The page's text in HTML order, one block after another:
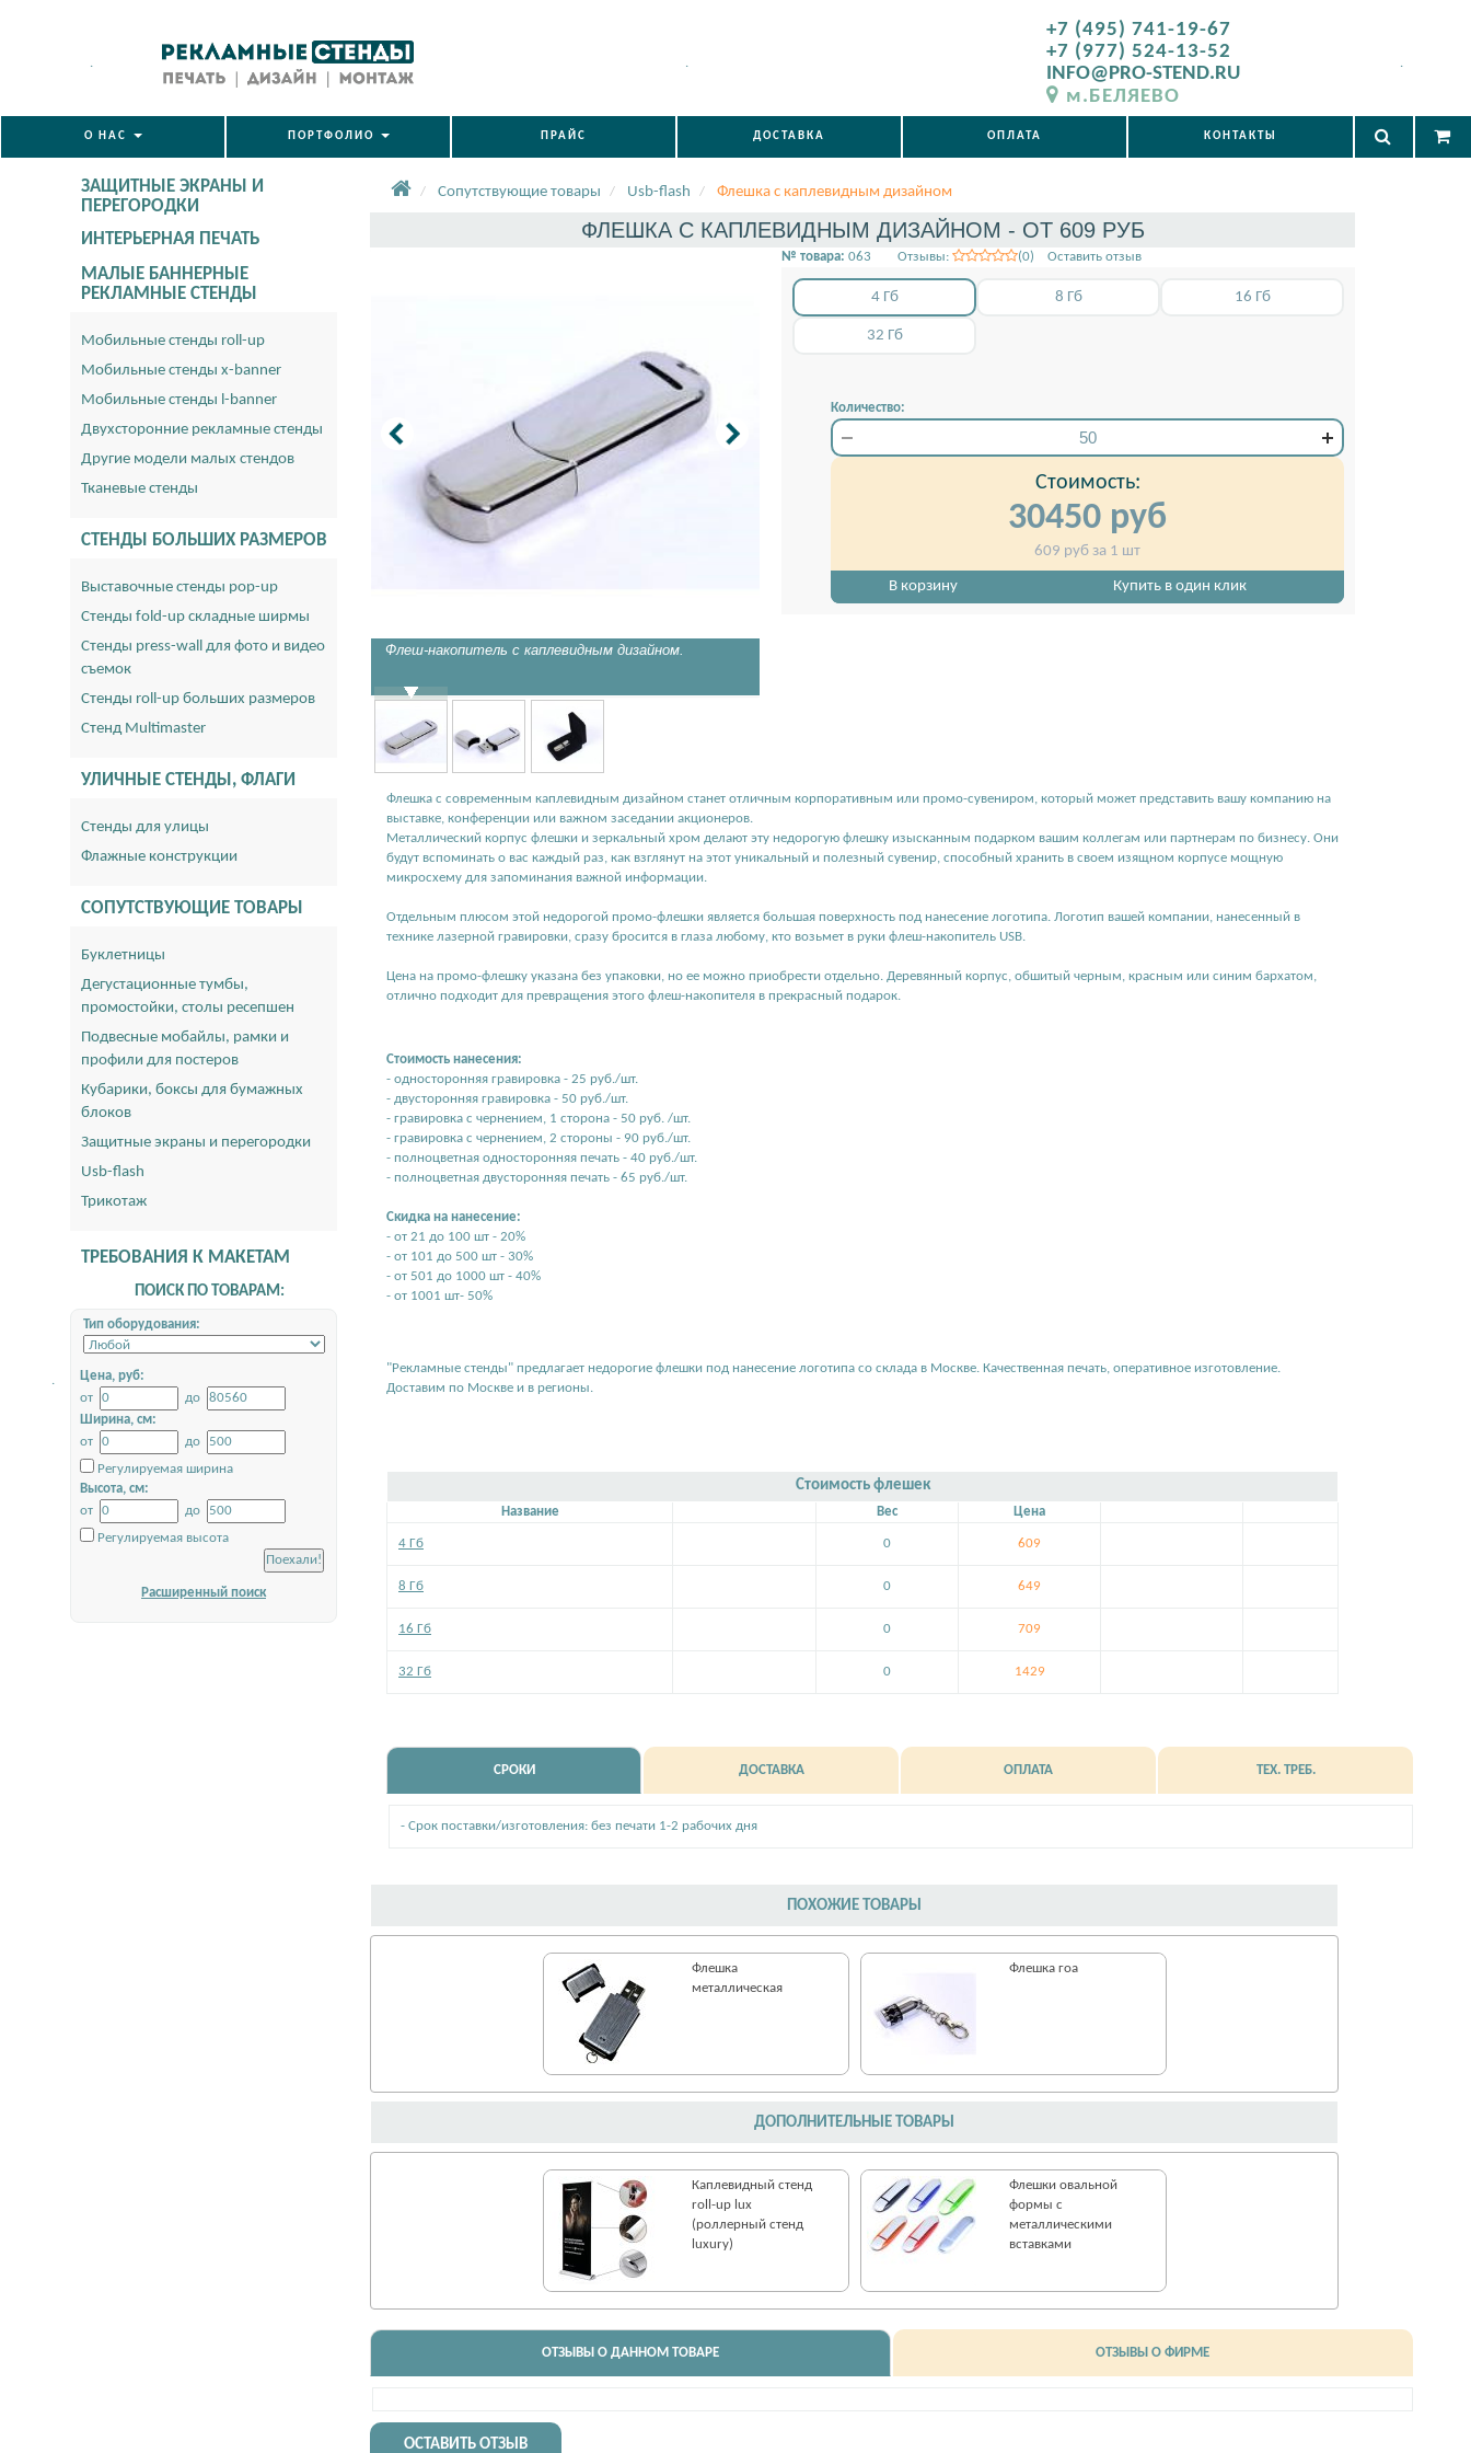
. .
+7 (495) 741-19-67
+7 (977) 524-13-52
INFO@PRO-STEND.RU
м.БЕЛЯЕВО
.
О НАС ПОРТФОЛИО ПРАЙС ДОСТАВКА ОПЛАТА КОНТАКТЫ
.
ЗАЩИТНЫЕ ЭКРАНЫ И
ПЕРЕГОРОДКИ
ИНТЕРЬЕРНАЯ ПЕЧАТЬ
МАЛЫЕ БАННЕРНЫЕ
РЕКЛАМНЫЕ СТЕНДЫ
Мобильные стенды roll-up
Мобильные стенды x-banner
Мобильные стенды l-banner
Двухсторонние рекламные стенды
Другие модели малых стендов
Тканевые стенды
СТЕНДЫ БОЛЬШИХ РАЗМЕРОВ
Выставочные стенды pop-up
Стенды fold-up складные ширмы
Стенды press-wall для фото и видео
съемок
Стенды roll-up больших размеров
Стенд Multimaster
УЛИЧНЫЕ СТЕНДЫ, ФЛАГИ
Стенды для улицы
Флажные конструкции
СОПУТСТВУЮЩИЕ ТОВАРЫ
Буклетницы
Дегустационные тумбы,
промостойки, столы ресепшен
Подвесные мобайлы, рамки и
профили для постеров
Кубарики, боксы для бумажных
блоков
Защитные экраны и перегородки
Usb-flash
Трикотаж
ТРЕБОВАНИЯ К МАКЕТАМ
ПОИСК ПО ТОВАРАМ:
Тип оборудования:
Цена, руб:
от
до
Ширина, см:
от
до
Регулируемая ширина
Высота, см:
от
до
Регулируемая высота
Расширенный поиск
Сопутствующие товары Usb-flash Флешка c каплевидным дизайном
ФЛЕШКА C КАПЛЕВИДНЫМ ДИЗАЙНОМ - ОТ 609 РУБ
Флеш-накопитель с каплевидным дизайном.
№ товара: 063 Отзывы: (0) Оставить отзыв
4 Гб 8 Гб 16 Гб
32 Гб
Количество:
Стоимость:
30450 руб
609 руб за 1 шт
В корзину Купить в один клик
Флешка c современным каплевидным дизайном станет отличным корпоративным или промо-сувениром, который может представить вашу компанию на
выставке, конференции или важном заседании акционеров.
Металлический корпус флешки и зеркальный хром делают эту недорогую флешку изысканным подарком вашим коллегам или партнерам по бизнесу. Они
будут вспоминать о вас каждый раз, как взглянут на этот уникальный и полезный сувенир, способный хранить в своем изящном корпусе мощную
микросхему для запоминания важной информации.
Отдельным плюсом этой недорогой промо-флешки является большая поверхность под нанесение логотипа. Логотип вашей компании, нанесенный в
технике лазерной гравировки, сразу бросится в глаза любому, кто возьмет в руки флеш-накопитель USB.
Цена на промо-флешку указана без упаковки, но ее можно приобрести отдельно. Деревянный корпус, обшитый черным, красным или синим бархатом,
отлично подходит для превращения этого флеш-накопителя в прекрасный подарок.
Стоимость нанесения:
- односторонняя гравировка - 25 руб./шт.
- двусторонняя гравировка - 50 руб./шт.
- гравировка с чернением, 1 сторона - 50 руб. /шт.
- гравировка с чернением, 2 стороны - 90 руб./шт.
- полноцветная односторонняя печать - 40 руб./шт.
- полноцветная двусторонняя печать - 65 руб./шт.
Скидка на нанесение:
- от 21 до 100 шт - 20%
- от 101 до 500 шт - 30%
- от 501 до 1000 шт - 40%
- от 1001 шт- 50%
"Рекламные стенды" предлагает недорогие флешки под нанесение логотипа со склада в Москве. Качественная печать, оперативное изготовление.
Доставим по Москве и в регионы.
Стоимость флешек
Название Вес Цена
4 Гб 0 609
8 Гб 0 649
16 Гб 0 709
32 Гб 0 1429
СРОКИ ДОСТАВКА ОПЛАТА ТЕХ. ТРЕБ.
- Срок поставки/изготовления: без печати 1-2 рабочих дня
ПОХОЖИЕ ТОВАРЫ
Флешка
металлическая
Флешка гоа
ДОПОЛНИТЕЛЬНЫЕ ТОВАРЫ
Каплевидный стенд
roll-up lux
(роллерный стенд
luxury)
Флешки овальной
формы с
металлическими
вставками
ОТЗЫВЫ О ДАННОМ ТОВАРЕ ОТЗЫВЫ О ФИРМЕ
ОСТАВИТЬ ОТЗЫВ